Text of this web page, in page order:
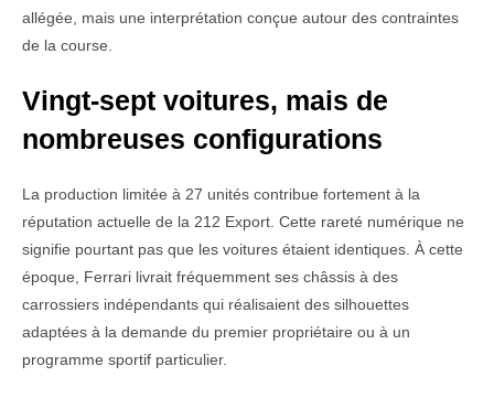
allégée, mais une interprétation conçue autour des contraintes
de la course.
Vingt-sept voitures, mais de
nombreuses configurations
La production limitée à 27 unités contribue fortement à la
réputation actuelle de la 212 Export. Cette rareté numérique ne
signifie pourtant pas que les voitures étaient identiques. À cette
époque, Ferrari livrait fréquemment ses châssis à des
carrossiers indépendants qui réalisaient des silhouettes
adaptées à la demande du premier propriétaire ou à un
programme sportif particulier.